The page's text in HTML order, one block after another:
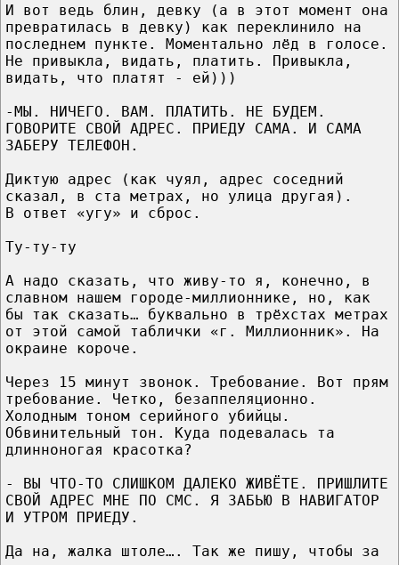
И вот ведь блин, девку (а в этот момент она
превратилась в девку) как переклинило на
последнем пункте. Моментально лёд в голосе.
Не привыкла, видать, платить. Привыкла,
видать, что платят - ей)))
-МЫ. НИЧЕГО. ВАМ. ПЛАТИТЬ. НЕ БУДЕМ.
ГОВОРИТЕ СВОЙ АДРЕС. ПРИЕДУ САМА. И САМА
ЗАБЕРУ ТЕЛЕФОН.
Диктую адрес (как чуял, адрес соседний
сказал, в ста метрах, но улица другая).
В ответ «угу» и сброс.
Ту-ту-ту
А надо сказать, что живу-то я, конечно, в
славном нашем городе-миллионнике, но, как
бы так сказать… буквально в трёхстах метрах
от этой самой таблички «г. Миллионник». На
окраине короче.
Через 15 минут звонок. Требование. Вот прям
требование. Четко, безаппеляционно.
Холодным тоном серийного убийцы.
Обвинительный тон. Куда подевалась та
длинноногая красотка?
- ВЫ ЧТО-ТО СЛИШКОМ ДАЛЕКО ЖИВЁТЕ. ПРИШЛИТЕ
СВОЙ АДРЕС МНЕ ПО СМС. Я ЗАБЬЮ В НАВИГАТОР
И УТРОМ ПРИЕДУ.
Да на, жалка штоле…. Так же пишу, чтобы за